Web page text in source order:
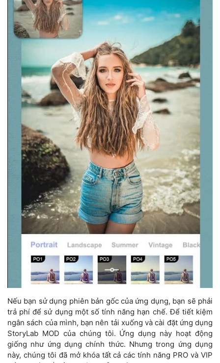
Nếu bạn sử dụng phiên bản gốc của ứng dụng, bạn sẽ phải
trả phí để sử dụng một số tính năng hạn chế. Để tiết kiệm
ngân sách của mình, bạn nên tải xuống và cài đặt ứng dụng
StoryLab MOD của chúng tôi. Ứng dụng này hoạt động
giống như ứng dụng chính thức. Nhưng trong ứng dụng
này, chúng tôi đã mở khóa tất cả các tính năng PRO và VIP